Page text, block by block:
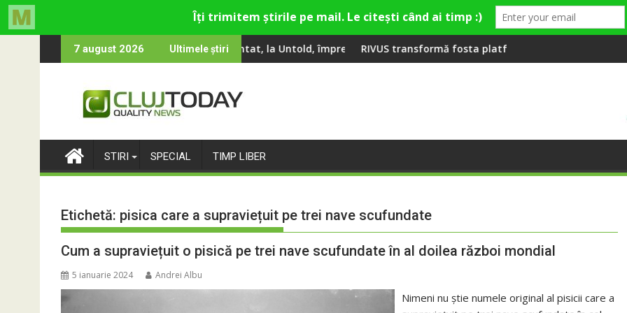
to
7 august 2026 Ultimele știri
cu Gina, Smiley și Theo Rose și comercianți români parteneri, în premieră la Fashion Village
Peste 100 000 de oameni au cântat, la Untold, împreună cu StingRIVUS transformă fosta platformă Carbochim într-un nou centru
STIRI SPECIAL TIMP LIBER
Etichetă: pisica care a supraviețuit pe trei nave scufundate
Cum a supraviețuit o pisică pe trei nave scufundate în al doilea război mondial
5 ianuarie 2024 Andrei Albu
Nimeni nu știe numele original al pisicii care a